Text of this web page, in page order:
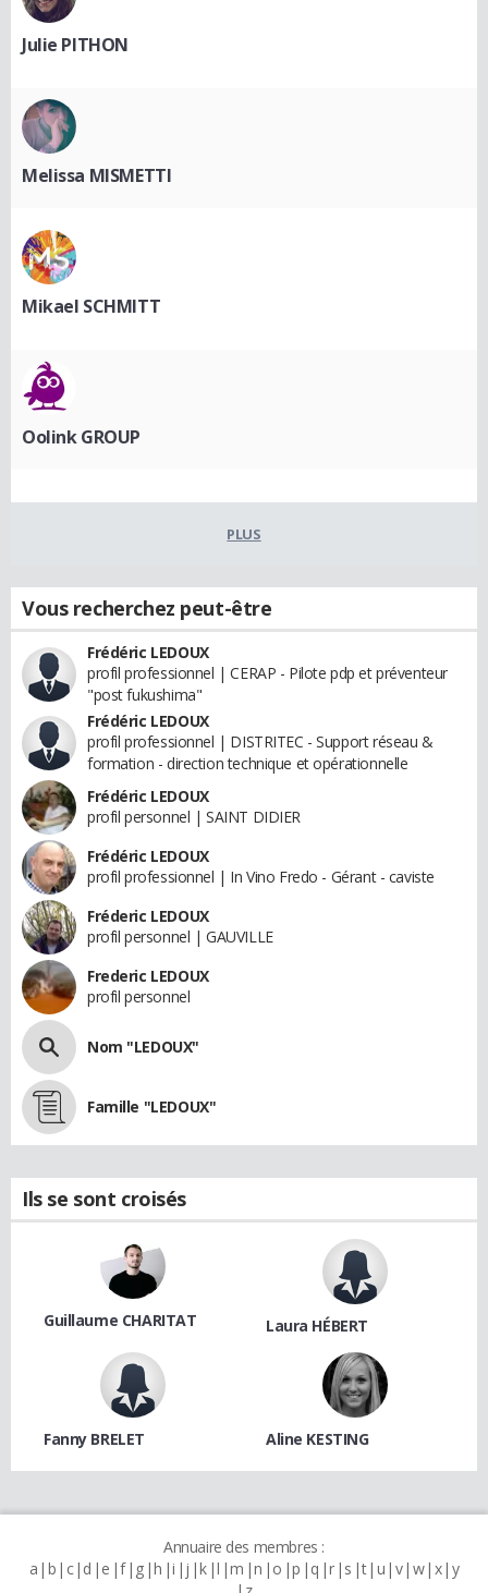
Julie PITHON
Melissa MISMETTI
Mikael SCHMITT
Oolink GROUP
PLUS
Vous recherchez peut-être
Frédéric LEDOUX
profil professionnel | CERAP - Pilote pdp et préventeur
"post fukushima"
Frédéric LEDOUX
profil professionnel | DISTRITEC - Support réseau &
formation - direction technique et opérationnelle
Frédéric LEDOUX
profil personnel | SAINT DIDIER
Frédéric LEDOUX
profil professionnel | In Vino Fredo - Gérant - caviste
Fréderic LEDOUX
profil personnel | GAUVILLE
Frederic LEDOUX
profil personnel
Nom "LEDOUX"
Famille "LEDOUX"
Ils se sont croisés
Guillaume CHARITAT Laura HÉBERT
Fanny BRELET Aline KESTING
Annuaire des membres :
a b c d e f g h i j k l m n o p q r s t u v w x y